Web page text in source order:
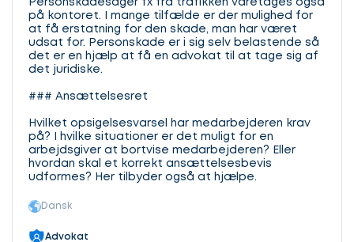
Personskadesager fx fra trafikken varetages også
på kontoret. I mange tilfælde er der mulighed for
at få erstatning for den skade, man har været
udsat for. Personskade er i sig selv belastende så
det er en hjælp at få en advokat til at tage sig af
det juridiske.
### Ansættelsesret
Hvilket opsigelsesvarsel har medarbejderen krav
på? I hvilke situationer er det muligt for en
arbejdsgiver at bortvise medarbejderen? Eller
hvordan skal et korrekt ansættelsesbevis
udformes? Her tilbyder også at hjælpe.
Dansk
Advokat